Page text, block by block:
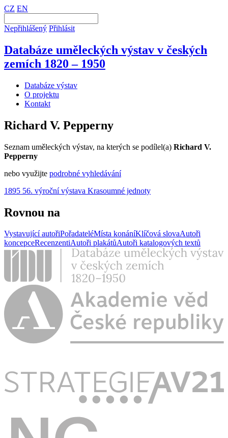
CZ EN
Nepřihlášený Přihlásit
Databáze uměleckých výstav v českých
zemích 1820 – 1950
Databáze výstav
O projektu
Kontakt
Richard V. Pepperny
Seznam uměleckých výstav, na kterých se podílel(a) Richard V.
Pepperny
nebo využijte podrobné vyhledávání
1895 56. výroční výstava Krasoumné jednoty
Rovnou na
Vystavující autořiPořadateléMísta konáníKlíčová slovaAutoři
koncepceRecenzentiAutoři plakátůAutoři katalogových textů